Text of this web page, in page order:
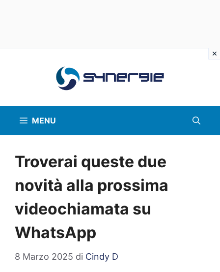
MENU
Troverai queste due
novità alla prossima
videochiamata su
WhatsApp
8 Marzo 2025 di Cindy D